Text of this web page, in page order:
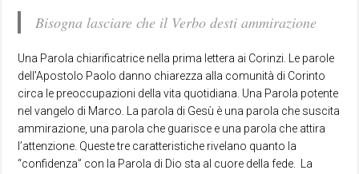
Bisogna lasciare che il Verbo desti ammirazione
Una Parola chiarificatrice nella prima lettera ai Corinzi. Le parole
dell’Apostolo Paolo danno chiarezza alla comunità di Corinto
circa le preoccupazioni della vita quotidiana. Una Parola potente
nel vangelo di Marco. La parola di Gesù è una parola che suscita
ammirazione, una parola che guarisce e una parola che attira
l’attenzione. Queste tre caratteristiche rivelano quanto la
“confidenza” con la Parola di Dio sta al cuore della fede. La